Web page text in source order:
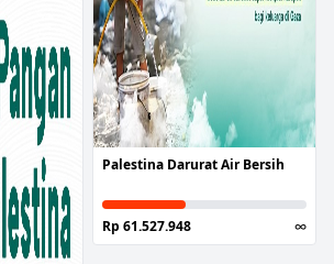
Palestina Darurat Air Bersih
Rp 61.527.948 ∞